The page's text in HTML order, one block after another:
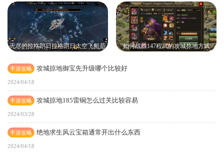
无尽的拉格朗日拉格朗日太空飞船是
如何战胜147程武的攻城掠地方式
手游攻略 攻城掠地御宝先升级哪个比较好
2024/04/18
手游攻略 攻城掠地185雷铜怎么过关比较容易
2024/03/28
手游攻略 绝地求生风云宝箱通常开出什么东西
2024/04/18